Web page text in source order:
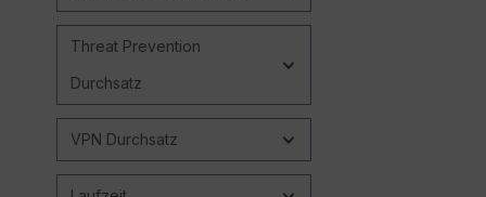
Threat Prevention
Durchsatz
VPN Durchsatz